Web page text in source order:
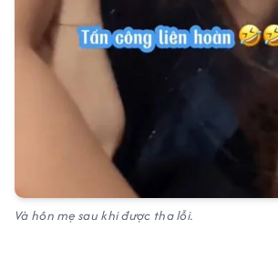
Và hôn mẹ sau khi được tha lỗi.